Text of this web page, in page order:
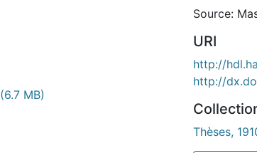
(6.7 MB)
Source:
URI
http://
http://
Thèses,